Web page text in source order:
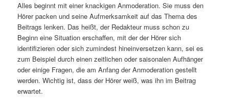
Alles beginnt mit einer knackigen Anmoderation. Sie muss den
Hörer packen und seine Aufmerksamkeit auf das Thema des
Beitrags lenken. Das heißt, der Redakteur muss schon zu
Beginn eine Situation erschaffen, mit der der Hörer sich
identifizieren oder sich zumindest hineinversetzen kann, sei es
zum Beispiel durch einen zeitlichen oder saisonalen Aufhänger
oder einige Fragen, die am Anfang der Anmoderation gestellt
werden. Wichtig ist, dass der Hörer weiß, was ihn im Beitrag
erwartet.